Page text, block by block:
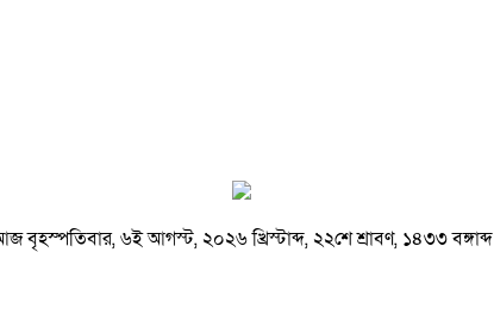
বৃহস্পতিবার, ৬ই আগস্ট, ২০২৬ খ্রিস্টাব্দ, ২২শে শ্রাবণ, ১৪৩৩ বঙ্গাব্দ